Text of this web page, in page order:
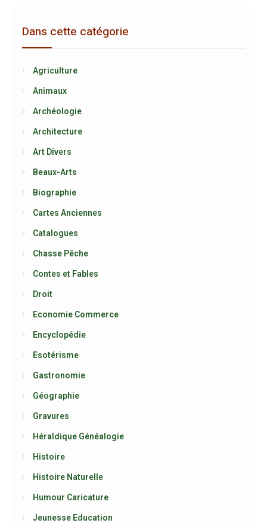
Dans cette catégorie
Agriculture
Animaux
Archéologie
Architecture
Art Divers
Beaux-Arts
Biographie
Cartes Anciennes
Catalogues
Chasse Pêche
Contes et Fables
Droit
Economie Commerce
Encyclopédie
Esotérisme
Gastronomie
Géographie
Gravures
Héraldique Généalogie
Histoire
Histoire Naturelle
Humour Caricature
Jeunesse Education